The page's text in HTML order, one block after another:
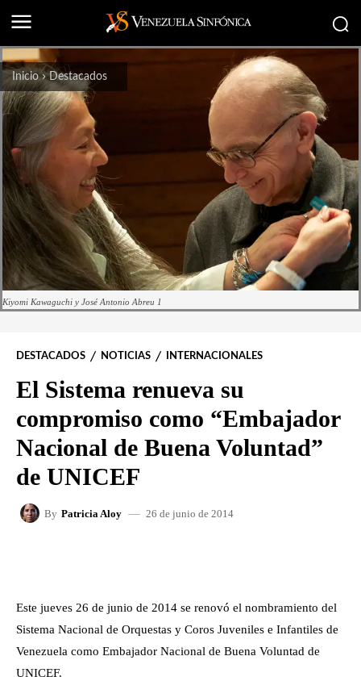
Inicio Destacados
Kiyomi Kawaguchi y José Antonio Abreu 1
DESTACADOS NOTICIAS INTERNACIONALES
El Sistema renueva su
compromiso como “Embajador
Nacional de Buena Voluntad”
de UNICEF
By Patricia Aloy 26 de junio de 2014
Este jueves 26 de junio de 2014 se renovó el nombramiento del
Sistema Nacional de Orquestas y Coros Juveniles e Infantiles de
Venezuela como Embajador Nacional de Buena Voluntad de
UNICEF.